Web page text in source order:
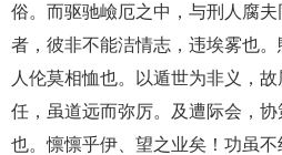
俗。而驱驰嶮厄之中，与刑人腐
者，彼非不能洁情志，违埃雾也
人伦莫相恤也。以遁世为非义，
任，虽道远而弥厉。及遭际会，
也。懔懔乎伊、望之业矣！功虽